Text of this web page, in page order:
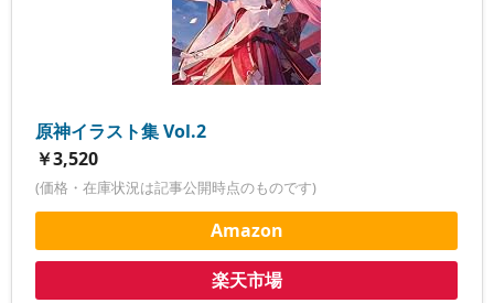
原神イラスト集 Vol.2
￥3,520
(価格・在庫状況は記事公開時点のものです)
Amazon
楽天市場